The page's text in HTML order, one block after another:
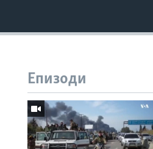
Епизоди